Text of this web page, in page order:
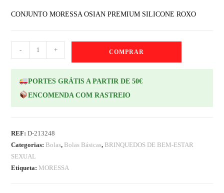
CONJUNTO MORESSA OSIAN PREMIUM SILICONE ROXO
- + COMPRAR
PORTES GRÁTIS A PARTIR DE 50€
ENCOMENDA COM RASTREIO
REF:D-213248
Categorias: Bolas, Bolas Básicas, BRINQUEDOS DE BEM-ESTAR
SEXUAL
Etiqueta: MORESSA